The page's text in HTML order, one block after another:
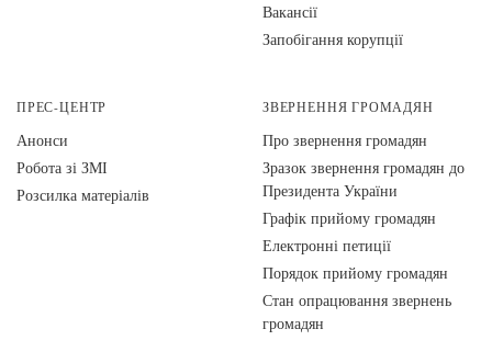
Вакансії
Запобігання корупції
ПРЕС-ЦЕНТР
Анонси
Робота зі ЗМІ
Розсилка матеріалів
ЗВЕРНЕННЯ ГРОМАДЯН
Про звернення громадян
Зразок звернення громадян до
Президента України
Графік прийому громадян
Електронні петиції
Порядок прийому громадян
Стан опрацювання звернень
громадян